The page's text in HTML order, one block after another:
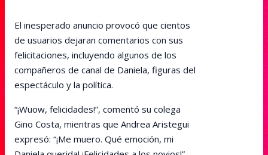
El inesperado anuncio provocó que cientos
de usuarios dejaran comentarios con sus
felicitaciones, incluyendo algunos de los
compañeros de canal de Daniela, figuras del
espectáculo y la política.
“¡Wuow, felicidades!”, comentó su colega
Gino Costa, mientras que Andrea Aristegui
expresó: “¡Me muero. Qué emoción, mi